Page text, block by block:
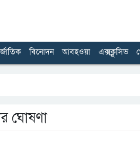
বিনোদন আবহওয়া এক্সক্লুসিভ
ঘোষণা